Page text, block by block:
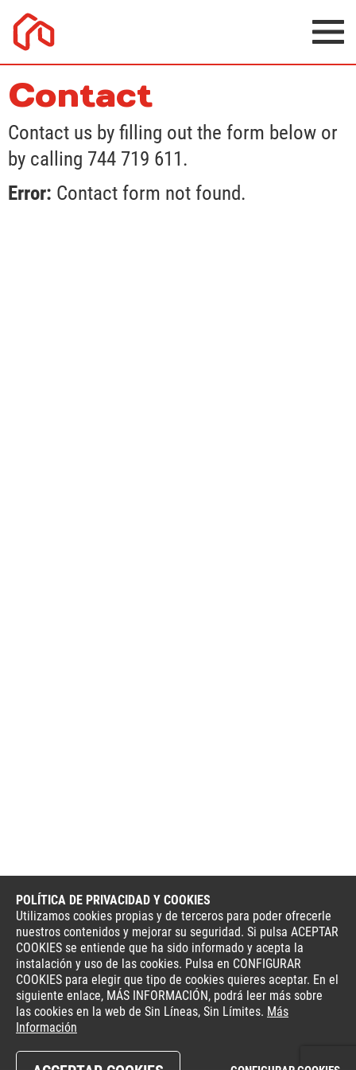
Contact
Contact us by filling out the form below or
by calling 744 719 611.
Error: Contact form not found.
POLÍTICA DE PRIVACIDAD Y COOKIES
Utilizamos cookies propias y de terceros para poder ofrecerle
nuestros contenidos y mejorar su seguridad. Si pulsa ACEPTAR
COOKIES se entiende que ha sido informado y acepta la
instalación y uso de las cookies. Pulsa en CONFIGURAR
COOKIES para elegir que tipo de cookies quieres aceptar. En el
siguiente enlace, MÁS INFORMACIÓN, podrá leer más sobre
las cookies en la web de Sin Líneas, Sin Límites. Más
Información